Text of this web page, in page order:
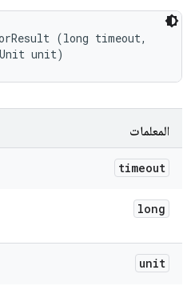
(long timeout,
unit)
المعلمات
timeout
long
unit